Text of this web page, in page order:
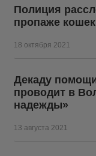
Полиция
пропаже кошек
18 октября 2021
Декаду
проводит в
надежды»
13 августа 2021